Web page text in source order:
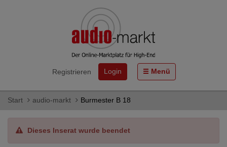
Registrieren Login Menü
Start audio-markt Burmester B 18
Dieses Inserat wurde beendet